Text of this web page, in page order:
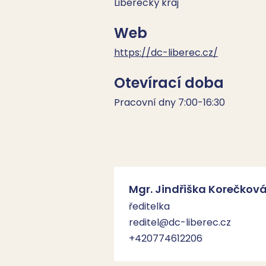
Web
https://dc-liberec.cz/
Otevírací doba
Pracovní dny 7:00-16:30
Mgr. Jindřiška
ředitelka
reditel@dc-liberec.cz
+420774612206